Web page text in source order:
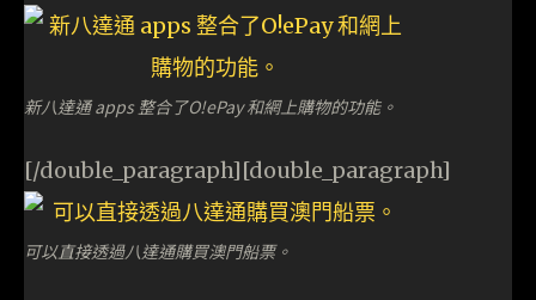
新八達通 apps 整合了O!ePay 和網上購物的功能。
[/double_paragraph][double_paragraph]
可以直接透過八達通購買澳門船票。